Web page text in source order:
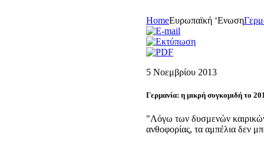
HomeEυρωπαϊκή ‘Eνωση
5 Νοεμβρίου 2013
Γερμανία: η μικρή συγκομιδή το
"Λόγω των δυσμενών
ανθοφορίας, τα αμπέλια δεν